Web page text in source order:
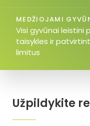
Užpildykite
MEDŽIOJAMI
Visi gyvūnai leistini
taisykles ir
limitus